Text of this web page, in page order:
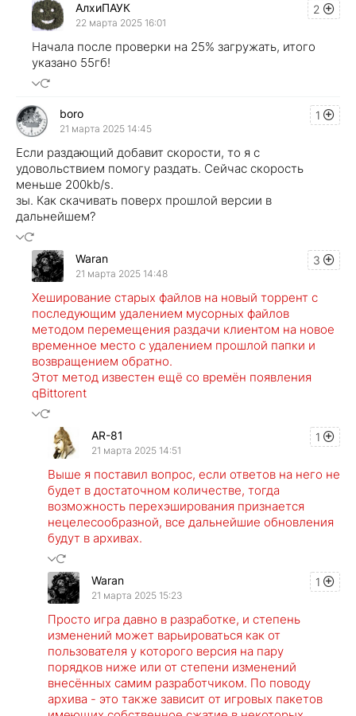
2
АлхиПАУК
22 марта 2025 16:01
Начала после проверки на 25% загружать, итого
указано 55гб!
1
boro
21 марта 2025 14:45
Если раздающий добавит скорости, то я с
удовольствием помогу раздать. Сейчас скорость
меньше 200kb/s.
зы. Как скачивать поверх прошлой версии в
дальнейшем?
3
Waran
21 марта 2025 14:48
Хеширование старых файлов на новый торрент с
последующим удалением мусорных файлов
методом перемещения раздачи клиентом на новое
временное место с удалением прошлой папки и
возвращением обратно.
Этот метод известен ещё со времён появления
qBittorent
1
AR-81
21 марта 2025 14:51
Выше я поставил вопрос, если ответов на него не
будет в достаточном количестве, тогда
возможность перехэширования признается
нецелесообразной, все дальнейшие обновления
будут в архивах.
1
Waran
21 марта 2025 15:23
Просто игра давно в разработке, и степень
изменений может варьироваться как от
пользователя у которого версия на пару
порядков ниже или от степени изменений
внесённых самим разработчиком. По поводу
архива - это также зависит от игровых пакетов